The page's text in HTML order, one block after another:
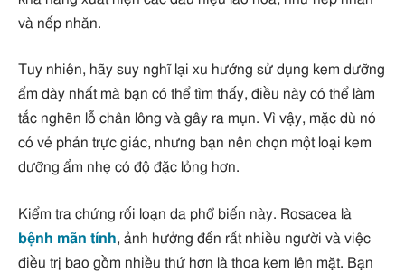
và nếp nhăn.
Tuy nhiên, hãy suy nghĩ lại xu hướng sử dụng kem dưỡng
ẩm dày nhất mà bạn có thể tìm thấy, điều này có thể làm
tắc nghẽn lỗ chân lông và gây ra mụn. Vì vậy, mặc dù nó
có vẻ phản trực giác, nhưng bạn nên chọn một loại kem
dưỡng ẩm nhẹ có độ đặc lỏng hơn.
Kiểm tra chứng rối loạn da phổ biến này. Rosacea là
bệnh mãn tính, ảnh hưởng đến rất nhiều người và việc
điều trị bao gồm nhiều thứ hơn là thoa kem lên mặt. Bạn